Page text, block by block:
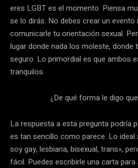
eres LGBT es el momento. Piensa
se lo dirás. No debes crear un evento
comunicarle tu orientación sexual.
lugar donde nada los moleste,
seguro. Lo primordial es que ambos
tranquilos.
¿De qué forma le digo
La respuesta a esta pregunta podría
es tan sencillo como parece. Lo
soy gay, lesbiana, bisexual, trans»,
fácil. Puedes escribirle una carta